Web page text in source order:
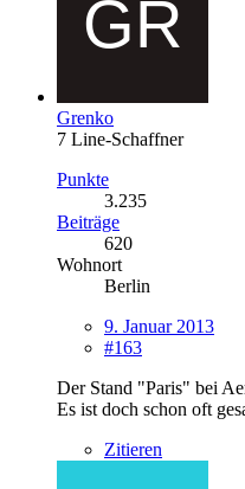
Grenko
7 Line-Schaffner
Punkte
3.235
Beiträge
620
Wohnort
Berlin
9. Januar 2013
#163
Der Stand "Paris" bei
Es ist doch schon oft
Zitieren